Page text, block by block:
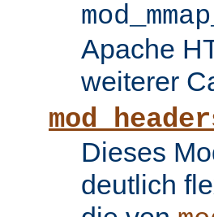
Apache
weiterer
Dieses
deutlich